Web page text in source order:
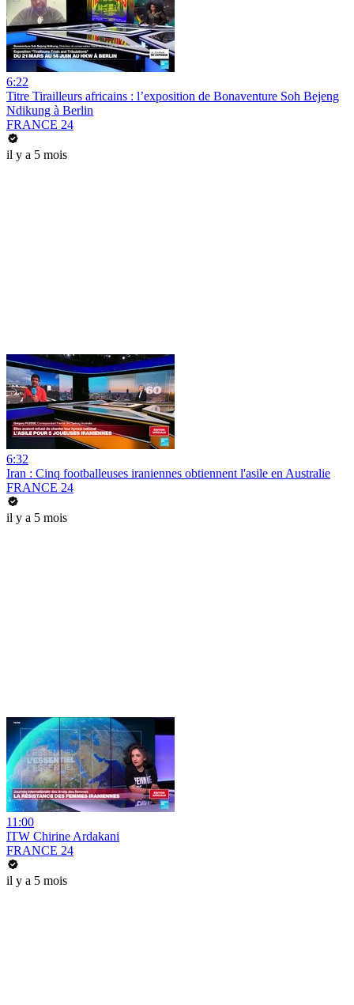
6:22
Titre Tirailleurs africains : l’exposition de Bonaventure Soh Bejeng
Ndikung à Berlin
FRANCE 24
il y a 5 mois
6:32
Iran : Cinq footballeuses iraniennes obtiennent l'asile en Australie
FRANCE 24
il y a 5 mois
11:00
ITW Chirine Ardakani
FRANCE 24
il y a 5 mois